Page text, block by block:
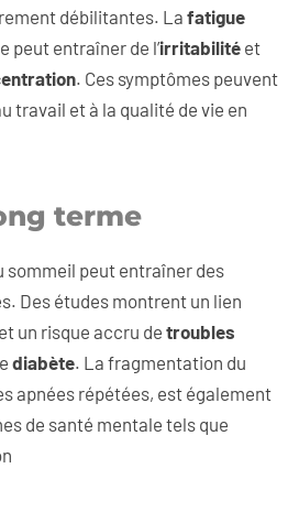
débilitantes. La fatigue
peut entraîner de l’irritabilité et
. Ces symptômes peuvent
travail et à la qualité de vie en
terme
sommeil peut entraîner des
Des études montrent un lien
un risque accru de troubles
diabète. La fragmentation du
apnées répétées, est également
de santé mentale tels que